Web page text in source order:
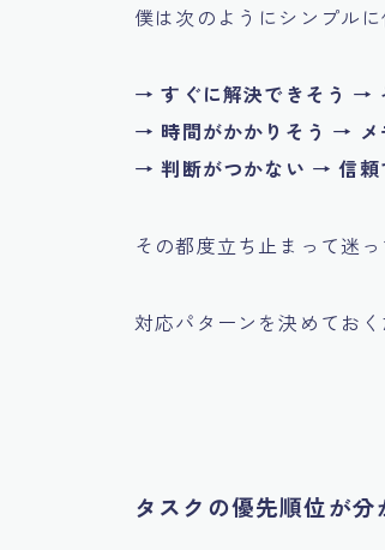
僕は次のようにシンプル
→ すぐに解決できそう →
→ 時間がかかりそう → メ
→ 判断がつかない → 信頼
その都度立ち止まって迷
対応パターンを決めてお
タスクの優先順位が分